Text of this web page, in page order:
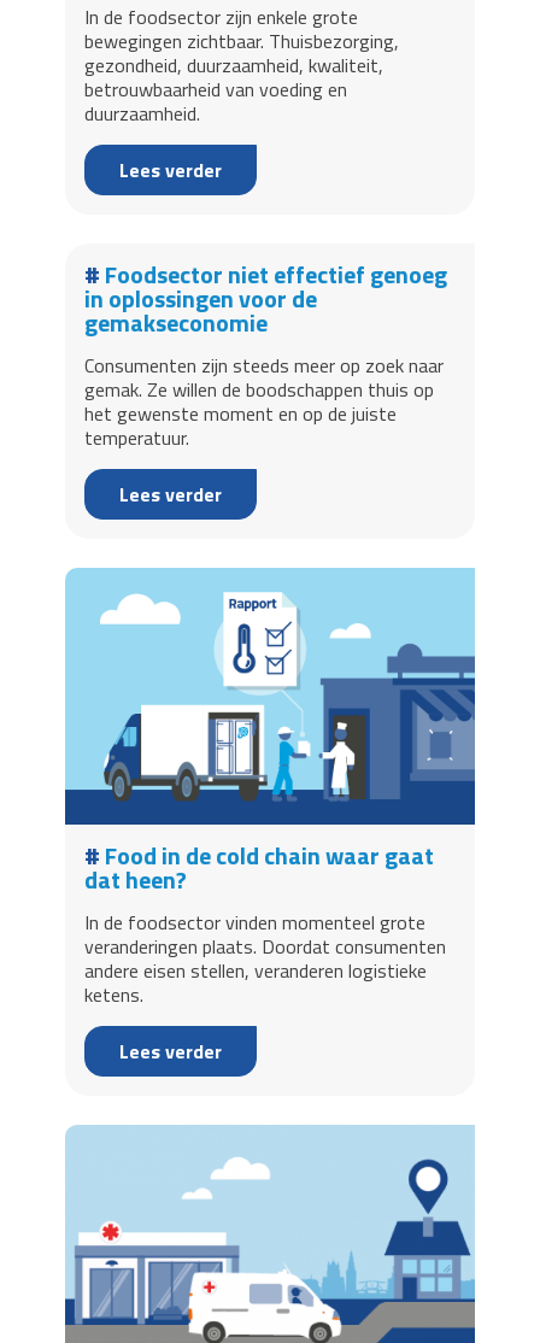
In de foodsector zijn enkele grote
bewegingen zichtbaar. Thuisbezorging,
gezondheid, duurzaamheid, kwaliteit,
betrouwbaarheid van voeding en
duurzaamheid.
Lees verder
Foodsector niet effectief genoeg
in oplossingen voor de
gemakseconomie
Consumenten zijn steeds meer op zoek naar
gemak. Ze willen de boodschappen thuis op
het gewenste moment en op de juiste
temperatuur.
Lees verder
Food in de cold chain waar gaat
dat heen?
In de foodsector vinden momenteel grote
veranderingen plaats. Doordat consumenten
andere eisen stellen, veranderen logistieke
ketens.
Lees verder